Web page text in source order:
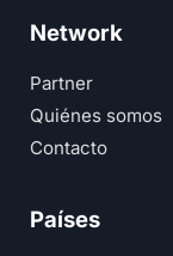
Network
Partner
Quiénes somos
Contacto
Países